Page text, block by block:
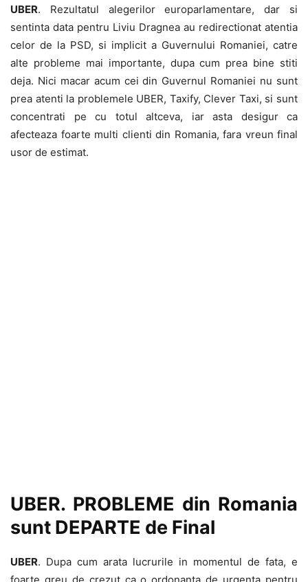
UBER. Rezultatul alegerilor europarlamentare, dar si
sentinta data pentru Liviu Dragnea au redirectionat atentia
celor de la PSD, si implicit a Guvernului Romaniei, catre
alte probleme mai importante, dupa cum prea bine stiti
deja. Nici macar acum cei din Guvernul Romaniei nu sunt
prea atenti la problemele UBER, Taxify, Clever Taxi, si sunt
concentrati pe cu totul altceva, iar asta desigur ca
afecteaza foarte multi clienti din Romania, fara vreun final
usor de estimat.
UBER. PROBLEME din Romania
sunt DEPARTE de Final
UBER. Dupa cum arata lucrurile in momentul de fata, e